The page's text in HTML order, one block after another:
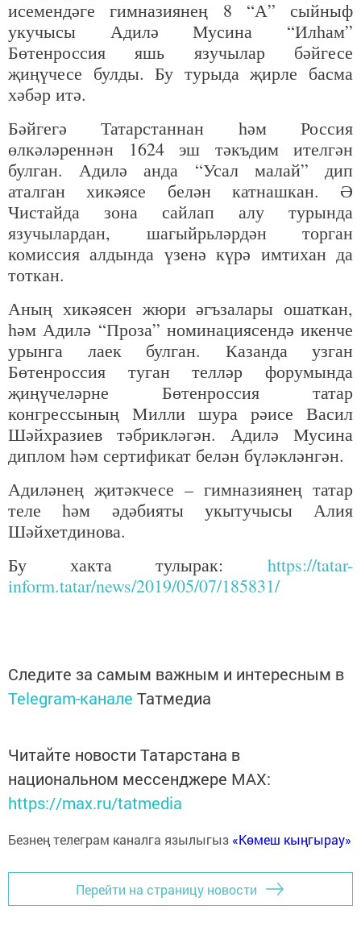
исемендәге гимназиянең 8 “А” сыйныф
укучысы Адилә Мусина “Илһам”
Бөтенроссия яшь язучылар бәйгесе
җиңүчесе булды. Бу турыда җирле басма
хәбәр итә.
Бәйгегә Татарстаннан һәм Россия
өлкәләреннән 1624 эш тәкъдим ителгән
булган. Адилә анда “Усал малай” дип
аталган хикәясе белән катнашкан. Ә
Чистайда зона сайлап алу турында
язучылардан, шагыйрьләрдән торган
комиссия алдында үзенә күрә имтихан да
тоткан.
Аның хикәясен жюри әгъзалары ошаткан,
һәм Адилә “Проза” номинациясендә икенче
урынга лаек булган. Казанда узган
Бөтенроссия туган телләр форумында
җиңүчеләрне Бөтенроссия татар
конгрессының Милли шура рәисе Васил
Шәйхразиев тәбрикләгән. Адилә Мусина
диплом һәм сертификат белән бүләкләнгән.
Адиләнең җитәкчесе – гимназиянең татар
теле һәм әдәбияты укытучысы Алия
Шәйхетдинова.
Бу хакта тулырак: https://tatar-
inform.tatar/news/2019/05/07/185831/
Следите за самым важным и интересным в
Telegram-канале Татмедиа
Читайте новости Татарстана в
национальном мессенджере MАХ:
https://max.ru/tatmedia
Безнең телеграм каналга язылыгыз «Көмеш кыңгырау»
Перейти на страницу новости